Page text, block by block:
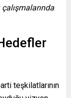
teşkilatlarının